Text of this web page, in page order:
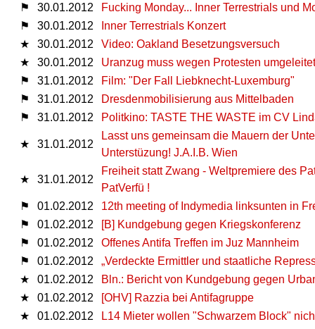
⚑
30.01.2012
Fucking Monday... Inner Terrestrials und
⚑
30.01.2012
Inner Terrestrials Konzert
★
30.01.2012
Video: Oakland Besetzungsversuch
★
30.01.2012
Uranzug muss wegen Protesten
⚑
31.01.2012
Film: "Der Fall Liebknecht-Luxemburg"
⚑
31.01.2012
Dresdenmobilisierung aus Mittelbaden
⚑
31.01.2012 Politkino: TASTE THE WASTE im CV
★ 31.01.2012
Lasst uns gemeinsam die Mauern der
Unterstüzung! J.A.I.B. Wien
★ 31.01.2012
Freiheit statt Zwang - Weltpremiere des
PatVerfü !
⚑
01.02.2012
12th meeting of Indymedia linksunten in
⚑
01.02.2012
[B] Kundgebung gegen Kriegskonferenz
⚑
01.02.2012
Offenes Antifa Treffen im Juz Mannheim
⚑
01.02.2012
„Verdeckte Ermittler und staatliche
★
01.02.2012
Bln.: Bericht von Kundgebung gegen
★
01.02.2012
[OHV] Razzia bei Antifagruppe
★
01.02.2012
L14 Mieter wollen "Schwarzem Block"